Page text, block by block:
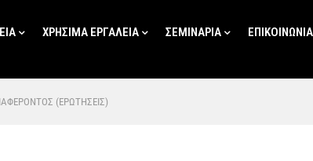
ΧΡΗΣΙΜΑ ΕΡΓΑΛΕΙΑ ΣΕΜΙΝΑΡΙΑ ΕΠΙΚΟΙΝΩΝΙΑ
(ΕΡΩΤΗΣΕΙΣ)